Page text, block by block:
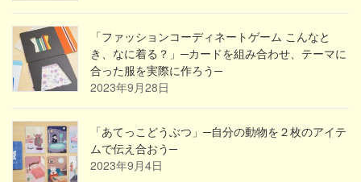
「ファッションコーディネートゲーム こんなと
き、なに着る？」─カードを組み合わせ、テーマに
合った服を実際に作ろう─
2023年9月28日
「あてっこどうぶつ」─自分の動物を２枚のアイテ
ムで伝え合おう─
2023年9月4日